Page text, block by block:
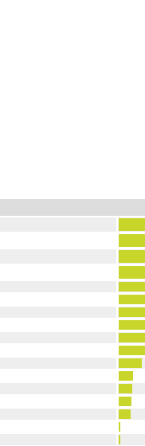
séreuse
la préparation microscopique avec
les éventuels réexamens aux
partielle ou totale, pour
ou intraabdominale.
effectuées à son niveau.